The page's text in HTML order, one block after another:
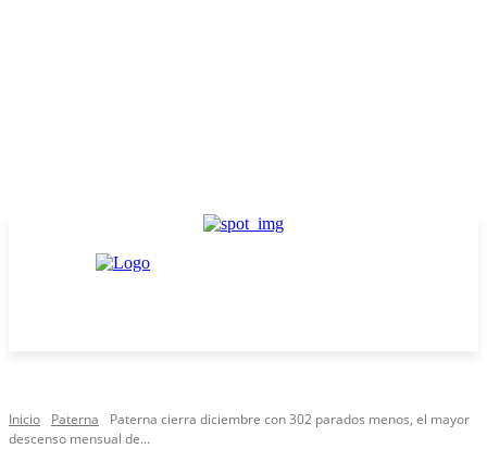
Inicio Paterna
Paterna cierra diciembre con 302 parados menos, el mayor
descenso mensual de...